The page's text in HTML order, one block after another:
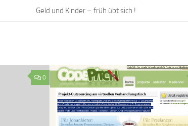
Geld und Kinder – früh übt sich !
0